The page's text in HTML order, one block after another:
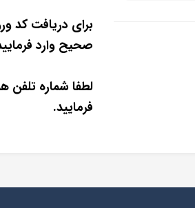
برای دریافت کد
صحیح وارد
لطفا شماره تلفن
فرمایید.